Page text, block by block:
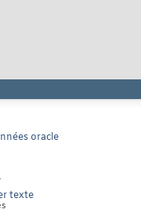
oracle
texte